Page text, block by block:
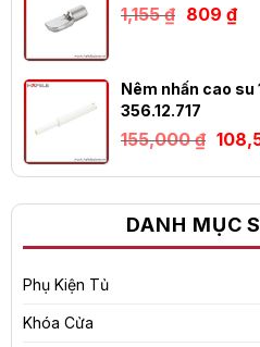
1,155₫ Giá
809 ₫Giá
hiện
Nêm nhấn cao
356.12.717
155,000₫ Giá
là:
DANH MỤC
Phụ Kiện Tủ
Khóa Cửa